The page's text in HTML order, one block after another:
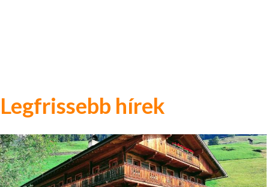
Legfrissebb hírek